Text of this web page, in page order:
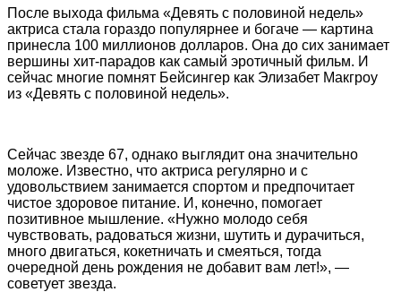
После выхода фильма «Девять с половиной недель»
актриса стала гораздо популярнее и богаче — картина
принесла 100 миллионов долларов. Она до сих занимает
вершины хит-парадов как самый эротичный фильм. И
сейчас многие помнят Бейсингер как Элизабет Макгроу
из «Девять с половиной недель».
Сейчас звезде 67, однако выглядит она значительно
моложе. Известно, что актриса регулярно и с
удовольствием занимается спортом и предпочитает
чистое здоровое питание. И, конечно, помогает
позитивное мышление. «Нужно молодо себя
чувствовать, радоваться жизни, шутить и дурачиться,
много двигаться, кокетничать и смеяться, тогда
очередной день рождения не добавит вам лет!», —
советует звезда.